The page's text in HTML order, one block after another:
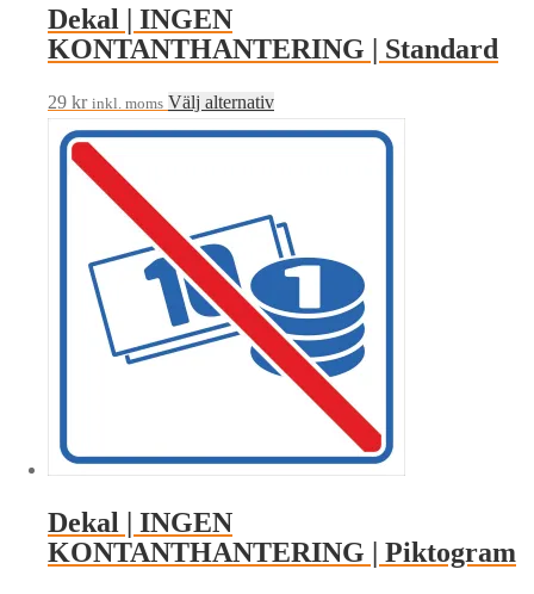
Dekal | INGEN
KONTANTHANTERING | Standard
29 kr inkl. moms Välj alternativDen
här
flera
varianter.
De
olika
alternativen
kan
väljas
produktsidan
Dekal | INGEN
KONTANTHANTERING | Piktogram